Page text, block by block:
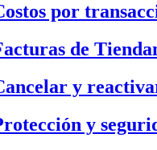
por
de
y
y